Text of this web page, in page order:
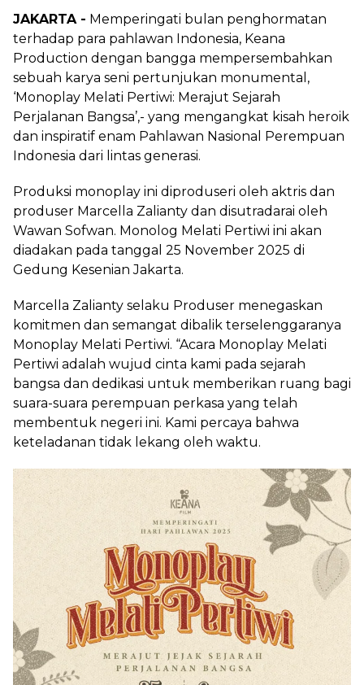
JAKARTA - Memperingati bulan penghormatan
terhadap para pahlawan Indonesia, Keana
Production dengan bangga mempersembahkan
sebuah karya seni pertunjukan monumental,
‘Monoplay Melati Pertiwi: Merajut Sejarah
Perjalanan Bangsa’,- yang mengangkat kisah heroik
dan inspiratif enam Pahlawan Nasional Perempuan
Indonesia dari lintas generasi.
Produksi monoplay ini diproduseri oleh aktris dan
produser Marcella Zalianty dan disutradarai oleh
Wawan Sofwan. Monolog Melati Pertiwi ini akan
diadakan pada tanggal 25 November 2025 di
Gedung Kesenian Jakarta.
Marcella Zalianty selaku Produser menegaskan
komitmen dan semangat dibalik terselenggaranya
Monoplay Melati Pertiwi. “Acara Monoplay Melati
Pertiwi adalah wujud cinta kami pada sejarah
bangsa dan dedikasi untuk memberikan ruang bagi
suara-suara perempuan perkasa yang telah
membentuk negeri ini. Kami percaya bahwa
keteladanan tidak lekang oleh waktu.